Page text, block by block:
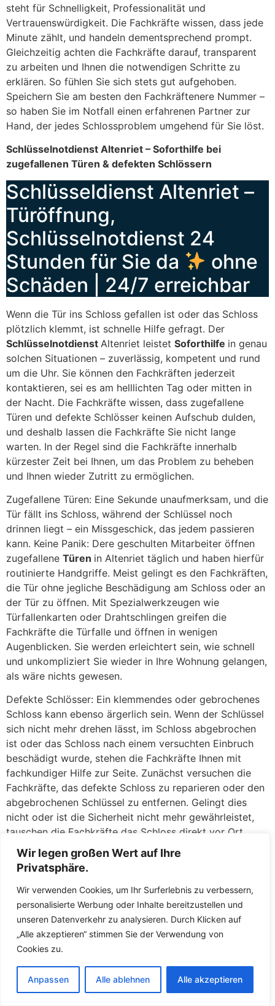
Wir legen großen Wert auf Ihre
Privatsphäre.
Wir verwenden Cookies, um Ihr Surferlebnis zu verbessern,
personalisierte Werbung oder Inhalte bereitzustellen und
unseren Datenverkehr zu analysieren. Durch Klicken auf
„Alle akzeptieren“ stimmen Sie der Verwendung von
Cookies zu.
Anpassen Alle ablehnen Alle akzeptieren
steht für Schnelligkeit, Professionalität und
Vertrauenswürdigkeit. Die Fachkräfte wissen, dass jede
Minute zählt, und handeln dementsprechend prompt.
Gleichzeitig achten die Fachkräfte darauf, transparent
zu arbeiten und Ihnen die notwendigen Schritte zu
erklären. So fühlen Sie sich stets gut aufgehoben.
Speichern Sie am besten den Fachkräftenere Nummer –
so haben Sie im Notfall einen erfahrenen Partner zur
Hand, der jedes Schlossproblem umgehend für Sie löst.
Schlüsselnotdienst Altenriet – Soforthilfe bei
zugefallenen Türen & defekten Schlössern
Schlüsseldienst Altenriet –
Türöffnung,
Schlüsselnotdienst 24
Stunden für Sie da
ohne
Schäden | 24/7 erreichbar
Wenn die Tür ins Schloss gefallen ist oder das Schloss
plötzlich klemmt, ist schnelle Hilfe gefragt. Der
Schlüsselnotdienst Altenriet leistet Soforthilfe in genau
solchen Situationen – zuverlässig, kompetent und rund
um die Uhr. Sie können den Fachkräften jederzeit
kontaktieren, sei es am helllichten Tag oder mitten in
der Nacht. Die Fachkräfte wissen, dass zugefallene
Türen und defekte Schlösser keinen Aufschub dulden,
und deshalb lassen die Fachkräfte Sie nicht lange
warten. In der Regel sind die Fachkräfte innerhalb
kürzester Zeit bei Ihnen, um das Problem zu beheben
und Ihnen wieder Zutritt zu ermöglichen.
Zugefallene Türen: Eine Sekunde unaufmerksam, und die
Tür fällt ins Schloss, während der Schlüssel noch
drinnen liegt – ein Missgeschick, das jedem passieren
kann. Keine Panik: Dere geschulten Mitarbeiter öffnen
zugefallene Türen in Altenriet täglich und haben hierfür
routinierte Handgriffe. Meist gelingt es den Fachkräften,
die Tür ohne jegliche Beschädigung am Schloss oder an
der Tür zu öffnen. Mit Spezialwerkzeugen wie
Türfallenkarten oder Drahtschlingen greifen die
Fachkräfte die Türfalle und öffnen in wenigen
Augenblicken. Sie werden erleichtert sein, wie schnell
und unkompliziert Sie wieder in Ihre Wohnung gelangen,
als wäre nichts gewesen.
Defekte Schlösser: Ein klemmendes oder gebrochenes
Schloss kann ebenso ärgerlich sein. Wenn der Schlüssel
sich nicht mehr drehen lässt, im Schloss abgebrochen
ist oder das Schloss nach einem versuchten Einbruch
beschädigt wurde, stehen die Fachkräfte Ihnen mit
fachkundiger Hilfe zur Seite. Zunächst versuchen die
Fachkräfte, das defekte Schloss zu reparieren oder den
abgebrochenen Schlüssel zu entfernen. Gelingt dies
nicht oder ist die Sicherheit nicht mehr gewährleistet,
tauschen die Fachkräfte das Schloss direkt vor Ort
gegen ein neues aus. So müssen Sie keine Sorgen
haben, über Nacht mit einer unverschlossenen Tür
dazustehen. Die Fachkräfte führen hochwertige
Ersatzschlösser mit und sorgen dafür, dass Ihr Zuhause
umgehend wieder sicher abschließt.
Der Schlüsselnotdienst in Altenriet ist darauf
ausgerichtet, Ihnen in Notsituationen schnell und fair zu
Ihnen, was gemacht werden muss und warum.
Versteckte Kosten gibt es bei den Fachkräften nicht –